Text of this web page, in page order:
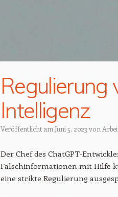
Regulierung
Intelligenz
Veröffentlicht am Juni 5, 2023 von
Der Chef des ChatGPT-
Falschinformationen mit Hilfe
eine strikte Regulierung